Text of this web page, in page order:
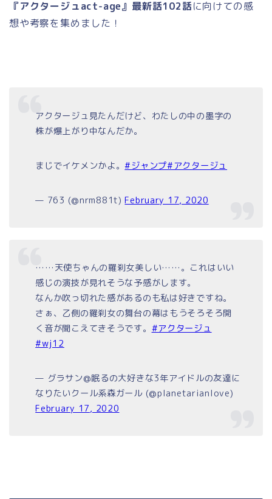
『アクタージュact-age』最新話102話に向けての感
想や考察を集めました！
アクタージュ見たんだけど、わたしの中の墨字の
株が爆上がり中なんだか。
まじでイケメンかよ。#ジャンプ#アクタージュ
— 763 (@nrm881t)February 17, 2020
……天使ちゃんの羅刹女美しい……。これはいい
感じの演技が見れそうな予感がします。
なんか吹っ切れた感があるのも私は好きですね。
さぁ、乙側の羅刹女の舞台の幕はもうそろそろ開
く音が聞こえてきそうです。 #アクタージュ
#wj12
— グラサン@眠るの大好きな3年アイドルの友達に
なりたいクール系森ガール (@planetarianlove)
February 17, 2020